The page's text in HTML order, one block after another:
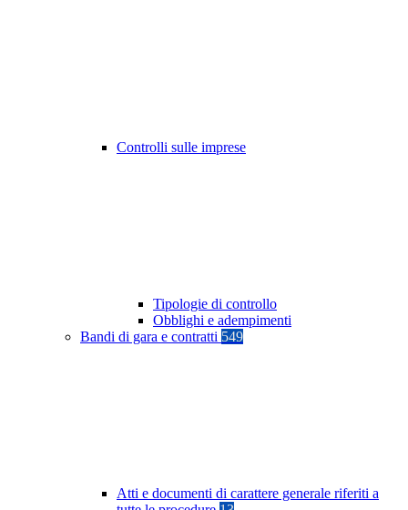
Controlli sulle imprese
Tipologie di controllo
Obblighi e adempimenti
Bandi di gara e contratti 549
Atti e documenti di carattere generale riferiti a